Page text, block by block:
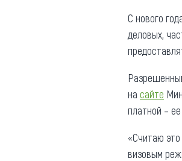
С нового
деловых,
на сайте
платной –
«Считаю
визовым